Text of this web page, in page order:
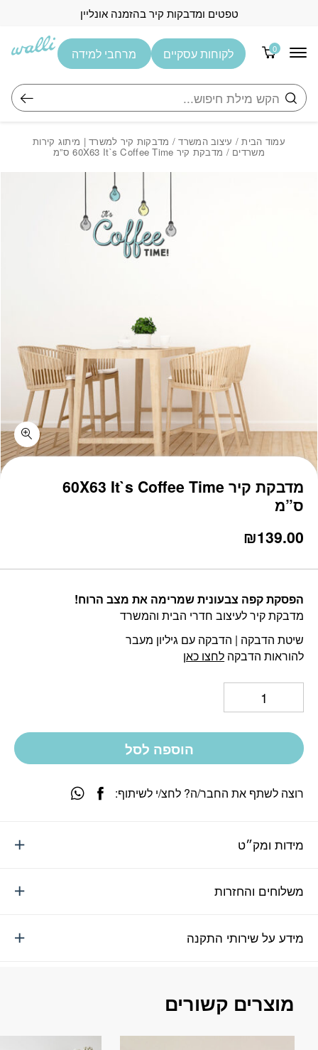
טפטים ומדבקות קיר בהזמנה אונליין
0
חיפוש
לקוחות עסקיים מרחבי למידה
עמוד הבית/ עיצוב המשרד/ מדבקות קיר למשרד | מיתוג קירות
משרדים / מדבקת קיר 60X63 It`s Coffee Time ס”מ
מדבקת קיר 60X63 It`s Coffee Time
ס”מ
₪139.00
הפסקת קפה צבעונית שמרימה את מצב הרוח!
מדבקת קיר לעיצוב חדרי הבית והמשרד
שיטת הדבקה | הדבקה עם גיליון מעבר
להוראות הדבקה לחצו כאן
כמות מדבקת קיר 60X63 It`s Coffee Time ס"מ
הוספה לסל
מידות ומק״ט
משלוחים והחזרות
מידע על שירותי התקנה
רוצה לשתף את החבר/ה? לחצ/י לשיתוף:
מוצרים קשורים